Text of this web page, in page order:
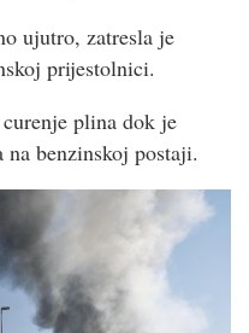
ujutro, zatresla je
prijestolnici.
plina dok je
benzinskoj postaji.